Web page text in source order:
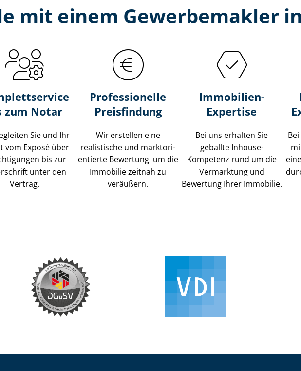
mit einem Gewerbemakler
zum Notar
Sie und Ihr
vom Exposé über
bis zur
unter den
Vertrag.
Professionelle
Preisfindung
Wir erstellen eine
realistische und markt­ori­
en­tier­te Bewertung, um die
Immobilie zeitnah zu
veräußern.
Immobilien-
Expertise
Bei uns erhalten Sie
geballte Inhouse-
Kompetenz rund um die
Vermarktung und
Bewertung Ihrer Immobilie.